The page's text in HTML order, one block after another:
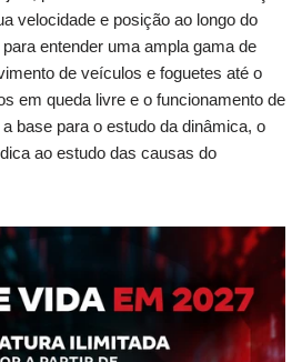
velocidade e posição ao longo do
entender uma ampla gama de
de veículos e foguetes até o
em queda livre e o funcionamento de
base para o estudo da dinâmica, o
ao estudo das causas do